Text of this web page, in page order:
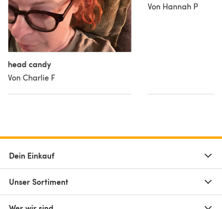
head candy
Von Charlie F
Von Hannah P
Dein Einkauf
Unser Sortiment